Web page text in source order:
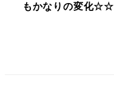
もかなりの変化☆☆